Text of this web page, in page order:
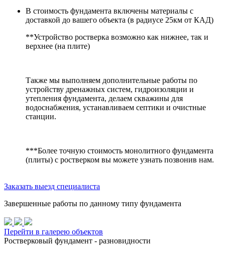
В стоимость фундамента включены материалы с
доставкой до вашего объекта (в радиусе 25км от КАД)
**Устройство ростверка возможно как нижнее, так и
верхнее (на плите)
Также мы выполняем дополнительные работы по
устройству дренажных систем, гидроизоляции и
утепления фундамента, делаем скважины для
водоснабжения, устанавливаем септики и очистные
станции.
***Более точную стоимость монолитного фундамента
(плиты) с ростверком вы можете узнать позвонив нам.
Заказать выезд специалиста
Завершенные работы по данному типу фундамента
Перейти в галерею объектов
Ростверковый фундамент - разновидности